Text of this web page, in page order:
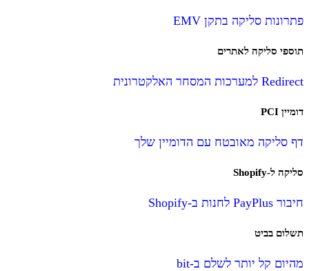
פתרונות סליקה בתקן EMV
תוספי סליקה לאתרים
Redirect למערכות המסחר האלקטרונית
דומיין PCI
דף סליקה מאובטח עם הדומיין שלך
סליקה ל-Shopify
חיבור PayPlus לחנות ב-Shopify
תשלום בביט
מהיום קל יותר לשלם ב-bit